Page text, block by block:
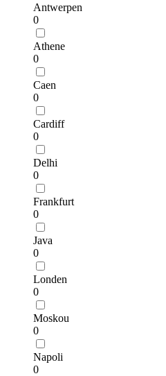
Antwerpen
0
Athene
0
Caen
0
Cardiff
0
Delhi
0
Frankfurt
0
Java
0
Londen
0
Moskou
0
Napoli
0